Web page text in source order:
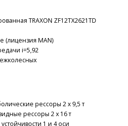
TRAXON ZF12TX2621TD
(лицензия MAN)
i=5,92
рессоры 2 x 9,5 т
рессоры 2 x 16 т
1 и 4 оси